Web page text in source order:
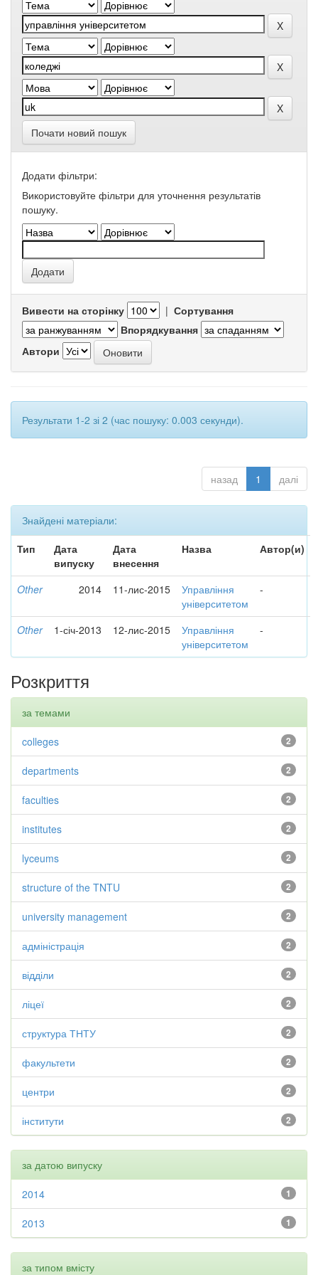
Почати новий пошук
Додати фільтри:
Використовуйте фільтри для уточнення результатів
пошуку.
Вивести на сторінку | Сортування
Впорядкування
Автори
Результати 1-2 зі 2 (час пошуку: 0.003 секунди).
назад 1 далі
Знайдені матеріали:
Тип
Дата
випуску
Дата
внесення
Назва Автор(и)
Other 2014 11-лис-2015
Управління
університетом
-
Other 1-січ-2013 12-лис-2015
Управління
університетом
-
Розкриття
за темами
2
colleges
2
departments
2
faculties
2
institutes
2
lyceums
2
structure of the TNTU
2
university management
2
адміністрація
2
відділи
2
ліцеї
2
структура ТНТУ
2
факультети
2
центри
2
інститути
за датою випуску
1
2014
1
2013
за типом вмісту